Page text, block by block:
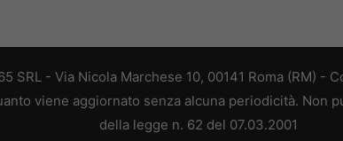
SRL - Via Nicola Marchese 10, 00141 Roma (RM) -
viene aggiornato senza alcuna periodicità. Non
della legge n. 62 del 07.03.2001